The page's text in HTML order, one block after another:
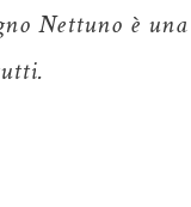
Nettuno è